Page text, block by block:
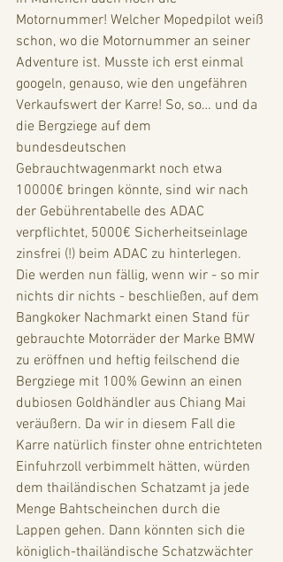
Motornummer! Welcher Mopedpilot weiß
schon, wo die Motornummer an seiner
Adventure ist. Musste ich erst einmal
googeln, genauso, wie den ungefähren
Verkaufswert der Karre! So, so… und da
die Bergziege auf dem
bundesdeutschen
Gebrauchtwagenmarkt noch etwa
10000€ bringen könnte, sind wir nach
der Gebührentabelle des ADAC
verpflichtet, 5000€ Sicherheitseinlage
zinsfrei (!) beim ADAC zu hinterlegen.
Die werden nun fällig, wenn wir - so mir
nichts dir nichts - beschließen, auf dem
Bangkoker Nachmarkt einen Stand für
gebrauchte Motorräder der Marke BMW
zu eröffnen und heftig feilschend die
Bergziege mit 100% Gewinn an einen
dubiosen Goldhändler aus Chiang Mai
veräußern. Da wir in diesem Fall die
Karre natürlich finster ohne entrichteten
Einfuhrzoll verbimmelt hätten, würden
dem thailändischen Schatzamt ja jede
Menge Bahtscheinchen durch die
Lappen gehen. Dann könnten sich die
königlich-thailändische Schatzwächter